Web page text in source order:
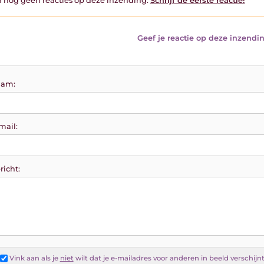
Geef je reactie op deze
Vink aan als je nietwilt dat je e-mailadres voor anderen in beeld verschijnt